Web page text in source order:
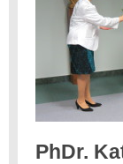
PhDr.